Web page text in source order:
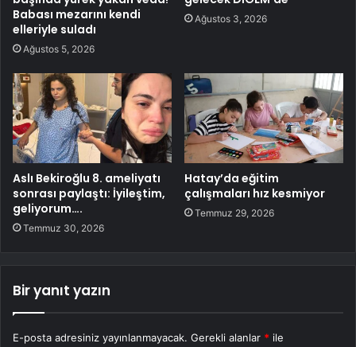
Babası mezarını kendi
elleriyle suladı
Ağustos 5, 2026
Ağustos 3, 2026
Aslı Bekiroğlu 8. ameliyatı
sonrası paylaştı: İyileştim,
geliyorum….
Temmuz 30, 2026
Hatay’da eğitim
çalışmaları hız kesmiyor
Temmuz 29, 2026
Bir yanıt yazın
E-posta adresiniz yayınlanmayacak. Gerekli alanlar * ile